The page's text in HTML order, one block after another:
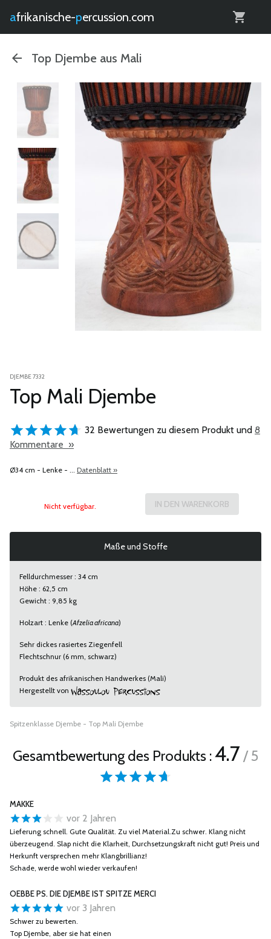
afrikanische- percussion.com
Top Djembe aus Mali
DJEMBE 7332
Top Mali Djembe
32 Bewertungen zu diesem Produkt und 8
Kommentare »
Ø34 cm - Lenke - ... Datenblatt »
Nicht verfügbar.
Maße und Stoffe
Felldurchmesser : 34 cm
Höhe : 62,5 cm
Gewicht : 9,85 kg
Holzart : Lenke (Afzelia africana)
Sehr dickes rasiertes Ziegenfell
Flechtschnur (6 mm, schwarz)
Produkt des afrikanischen Handwerkes (Mali)
Hergestellt von
Spitzenklasse Djembe - Top Mali Djembe
Gesamtbewertung des Produkts :4.7/ 5
MAKKE
vor 2 Jahren
Lieferung schnell. Gute Qualität. Zu viel Material.Zu schwer. Klang nicht
überzeugend. Slap nicht die Klarheit, Durchsetzungskraft nicht gut! Preis und
Herkunft versprechen mehr Klangbrillianz!
Schade, werde wohl wieder verkaufen!
OEBBE PS. DIE DJEMBE IST SPITZE MERCI
vor 3 Jahren
Schwer zu bewerten.
Top Djembe, aber sie hat einen